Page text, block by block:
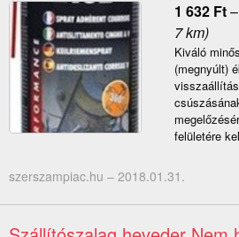
1 632 Ft–
7 km)
Kiváló
(megnyúlt)
felületére
szerszampiac.hu – 2018.01.31.